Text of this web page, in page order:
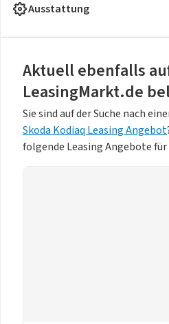
Ausstattung
Aktuell ebenfalls
LeasingMarkt.de
Sie sind auf der Suche nach
Skoda Kodiaq Leasing Angebot
folgende Leasing Angebote